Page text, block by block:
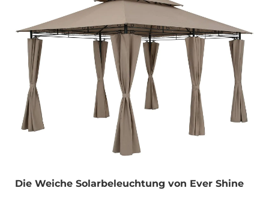
Die Weiche Solarbeleuchtung von Ever Shine